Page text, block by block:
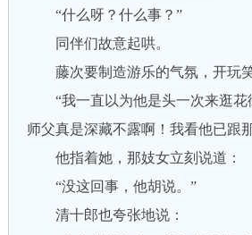
“什么呀？什么事？”
同伴们故意起哄。
藤次要制造游乐的气氛，开玩笑
“我一直以为他是头一次来逛花
师父真是深藏不露啊！我看他已跟
他指着她，那妓女立刻说道：
“没这回事，他胡说。”
清十郎也夸张地说：